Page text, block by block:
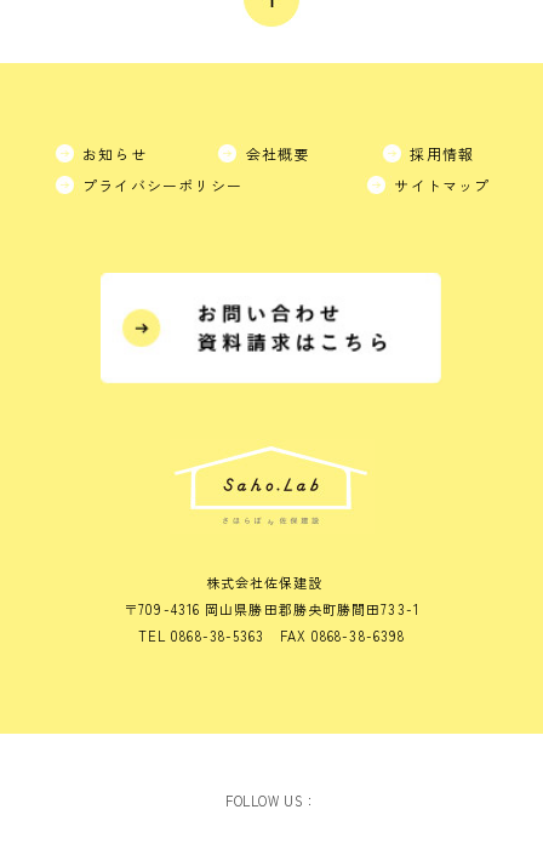
お知らせ 会社概要
採用情報
プライバシーポリシー
サイトマップ
株式会社佐保建設
〒709-4316 岡山県勝田郡勝央町勝間田733-1
TEL 0868-38-5363 FAX 0868-38-6398
FOLLOW US：